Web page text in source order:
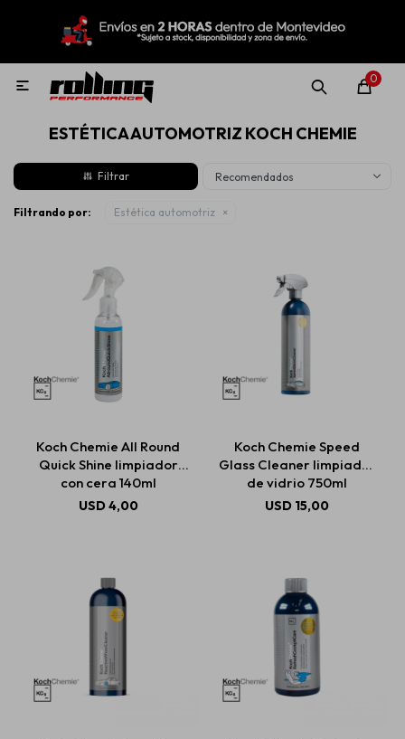
0

ESTÉTICA AUTOMOTRIZ KOCH CHEMIE
Recomendados
Filtrando por: Estética automotriz
Koch Chemie All Round
Quick Shine limpiador
con cera 140ml
USD4,00
Koch Chemie Speed
Glass Cleaner limpiador
de vidrio 750ml
USD 15,00
MI CUENTA
Nuevo! Rolling Repuestos
Llantas
Lubricantes
Aerosoles
Estética automotriz